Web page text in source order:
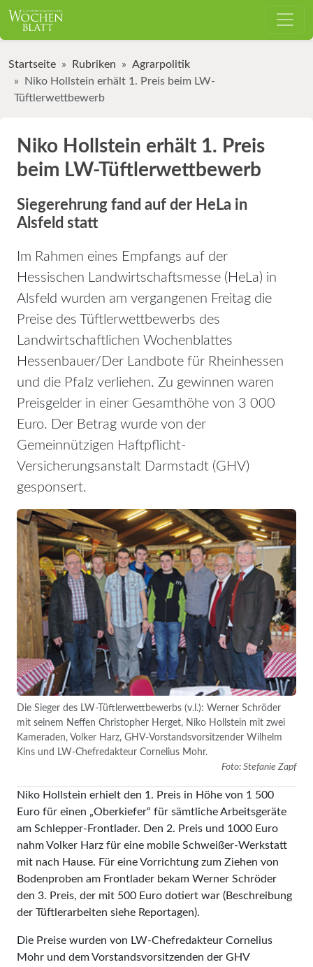
Startseite Rubriken
Agrarpolitik
Niko Hollstein erhält 1. Preis beim LW-
Tüftlerwettbewerb
Niko Hollstein erhält 1. Preis
beim LW-Tüftlerwettbewerb
Siegerehrung fand auf der HeLa in
Alsfeld statt
Im Rahmen eines Empfangs auf der
Hessischen Landwirtschaftsmesse (HeLa) in
Alsfeld wurden am vergangenen Freitag die
Preise des Tüftlerwettbewerbs des
Landwirtschaftlichen Wochenblattes
Hessenbauer/Der Landbote für Rheinhessen
und die Pfalz verliehen. Zu gewinnen waren
Preisgelder in einer Gesamthöhe von 3 000
Euro. Der Betrag wurde von der
Gemeinnützigen Haftpflicht-
Versicherungsanstalt Darmstadt (GHV)
gesponsert.
Die Sieger des LW-Tüftlerwettbewerbs (v.l.): Werner Schröder
mit seinem Neffen Christopher Herget, Niko Hollstein mit zwei
Kameraden, Volker Harz, GHV-Vorstandsvorsitzender Wilhelm
Kins und LW-Chefredakteur Cornelius Mohr.
Foto: Stefanie Zapf
Niko Hollstein erhielt den 1. Preis in Höhe von 1 500
Euro für einen „Oberkiefer“ für sämtliche Arbeitsgeräte
am Schlepper-Frontlader. Den 2. Preis und 1000 Euro
nahm Volker Harz für eine mobile Schweißer-Werkstatt
mit nach Hause. Für eine Vorrichtung zum Ziehen von
Bodenproben am Frontlader bekam Werner Schröder
den 3. Preis, der mit 500 Euro dotiert war (Beschreibung
der Tüftlerarbeiten siehe Reportagen).
Die Preise wurden von LW-Chefredakteur Cornelius
Mohr und dem Vorstandsvorsitzenden der GHV